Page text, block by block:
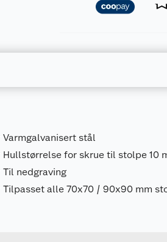
Varmgalvanisert stål
Hullstørrelse for skrue til stolpe 10
Til nedgraving
Tilpasset alle 70x70 / 90x90 mm